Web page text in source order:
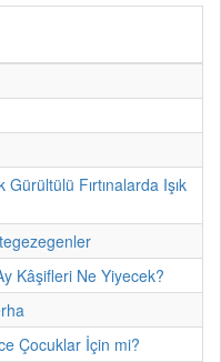
Fırtınalarda Işık
Kâşifleri Ne Yiyecek?
Çocuklar İçin mi?